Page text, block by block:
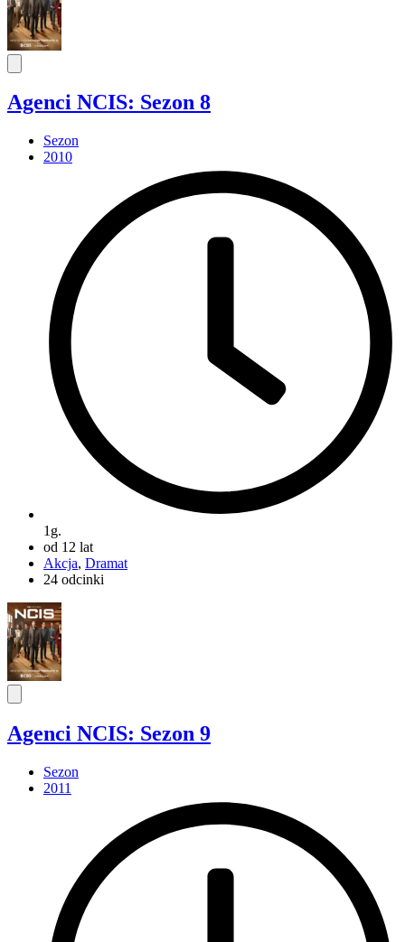
Agenci NCIS: Sezon 8
Sezon
2010
1g.
od 12 lat
Akcja, Dramat
24 odcinki
Agenci NCIS: Sezon 9
Sezon
2011